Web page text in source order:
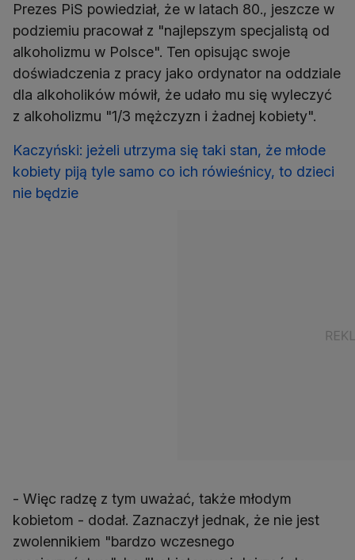
Prezes PiS powiedział, że w latach 80., jeszcze w
podziemiu pracował z "najlepszym specjalistą od
alkoholizmu w Polsce". Ten opisując swoje
doświadczenia z pracy jako ordynator na oddziale
dla alkoholików mówił, że udało mu się wyleczyć
z alkoholizmu "1/3 mężczyzn i żadnej kobiety".
Kaczyński: jeżeli utrzyma się taki stan, że młode
kobiety piją tyle samo co ich rówieśnicy, to dzieci
nie będzie
- Więc radzę z tym uważać, także młodym
kobietom - dodał. Zaznaczył jednak, że nie jest
zwolennikiem "bardzo wczesnego